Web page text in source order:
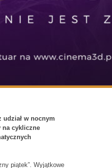
w nocnym
cykliczne
piątek”. Wyjątkowe